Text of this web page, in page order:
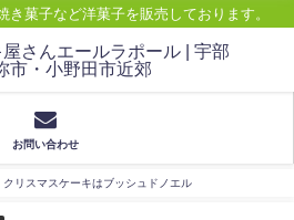
き菓子など洋菓子を販売しております。
お問い合わせ
クリスマスケーキはブッシュドノエル